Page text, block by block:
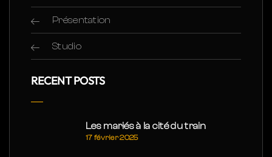
Présentation
Studio
RECENT POSTS
Les mariés à la cité du train
17 février 2025